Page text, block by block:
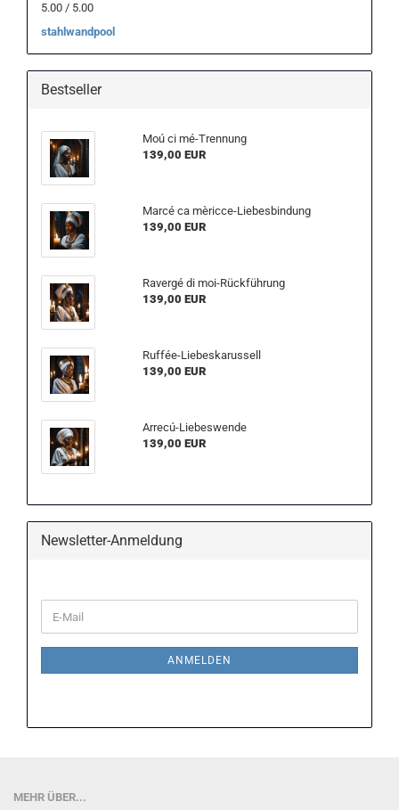
5.00 / 5.00
stahlwandpool
Bestseller
Moú ci mé-Trennung
139,00 EUR
Marcé ca mèricce-Liebesbindung
139,00 EUR
Ravergé di moi-Rückführung
139,00 EUR
Ruffée-Liebeskarussell
139,00 EUR
Arrecú-Liebeswende
139,00 EUR
Newsletter-Anmeldung
ZUR
E-
Mail
ANMELDEN
MEHR ÜBER...